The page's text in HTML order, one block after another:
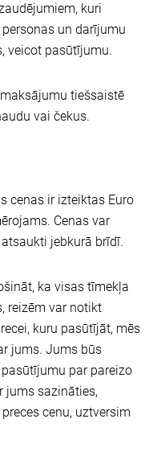
kuri
un darījumu
veicot pasūtījumu.
tiešsaistē
vai čekus.
cenas ir izteiktas Euro
Cenas var
jebkurā brīdī.
ka visas tīmekļa
reizēm var notikt
kuru pasūtījāt, mēs
jums. Jums būs
par pareizo
jums sazināties,
cenu, uztversim